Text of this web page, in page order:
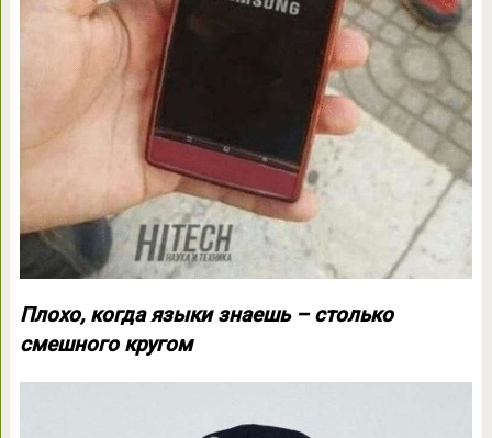
Плохо, когда языки знаешь – столько
смешного кругом